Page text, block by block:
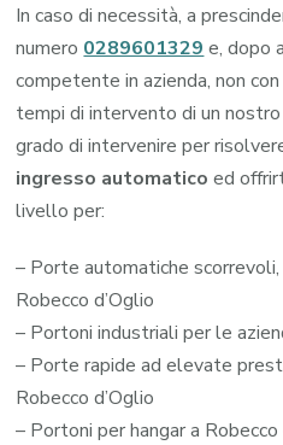
In caso di necessità, a
numero 0289601329 e, dopo
competente in azienda, non
tempi di intervento di un
grado di intervenire per
ingresso automatico ed
livello per:
– Porte automatiche
Robecco d’Oglio
– Portoni industriali per le
– Porte rapide ad elevate
Robecco d’Oglio
– Portoni per hangar a Robecco